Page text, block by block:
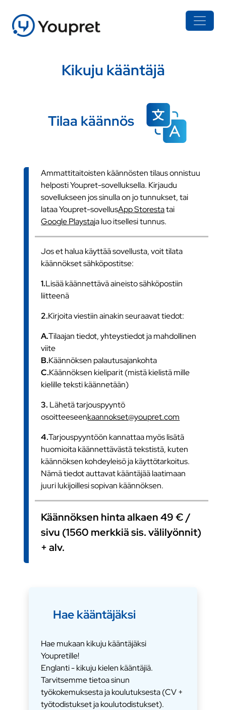
Kikuju kääntäjä
Tilaa käännös
Ammattitaitoisten käännösten tilaus onnistuu
helposti Youpret-sovelluksella. Kirjaudu
sovellukseen jos sinulla on jo tunnukset, tai
lataa Youpret-sovellusApp Storestatai
Google Playstaja luo itsellesi tunnus.
Jos et halua käyttää sovellusta, voit tilata
käännökset sähköpostitse:
1.Lisää käännettävä aineisto sähköpostiin
liitteenä
2.Kirjoita viestiin ainakin seuraavat tiedot:
A.Tilaajan tiedot, yhteystiedot ja mahdollinen
viite
B.Käännöksen palautusajankohta
C.Käännöksen kieliparit (mistä kielistä mille
kielille teksti käännetään)
3. Lähetä tarjouspyyntö
osoitteeseenkaannokset@youpret.com
4.Tarjouspyyntöön kannattaa myös lisätä
huomioita käännettävästä tekstistä, kuten
käännöksen kohdeyleisö ja käyttötarkoitus.
Nämä tiedot auttavat kääntäjää laatimaan
juuri lukijoillesi sopivan käännöksen.
Käännöksen hinta alkaen 49 € /
sivu (1560 merkkiä sis. välilyönnit)
+ alv.
Hae kääntäjäksi
Hae mukaan kikuju kääntäjäksi
Youpretille!
Englanti - kikuju kielen kääntäjiä.
Tarvitsemme tietoa sinun
työkokemuksesta ja koulutuksesta (CV +
työtodistukset ja koulutodistukset).